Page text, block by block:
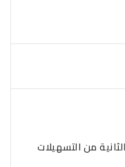
من التسهيلات